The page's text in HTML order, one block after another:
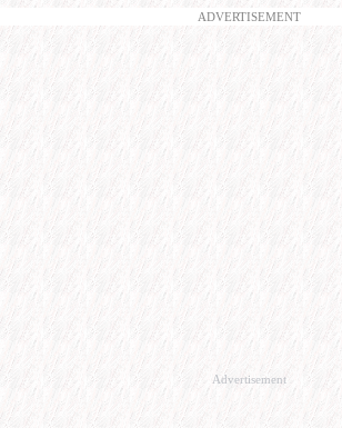
ADVERTISEMENT
Advertisement